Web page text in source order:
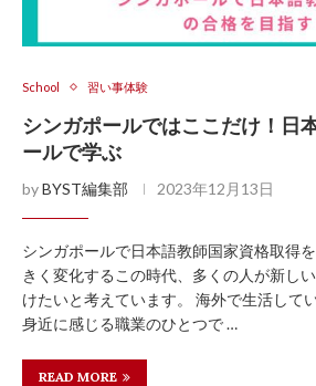
School 習い事体験
シンガポールではここだけ！日
ールで学ぶ
byBYST編集部 2023年12月13日
シンガポールで日本語教師国家資格取得
きく変化するこの時代、多くの人が新し
けたいと考えています。 海外で生活して
身近に感じる職業のひとつで …
READ MORE